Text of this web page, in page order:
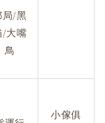
局/黑
/大嘴
鳥
小傢俱